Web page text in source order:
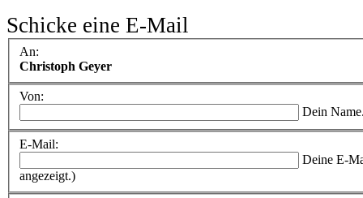
Schicke eine E-Mail
An:
Christoph Geyer
Von:
Dein
E-Mail:
Deine E-
angezeigt.)